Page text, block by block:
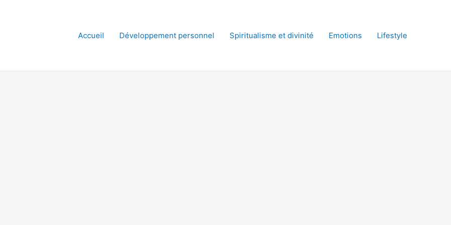
Accueil Développement personnel Spiritualisme et divinité Emotions Lifestyle